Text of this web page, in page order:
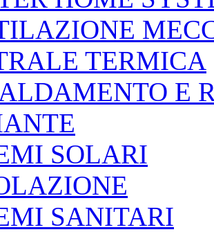
TERMICA
E
SOLARI
SANITARI